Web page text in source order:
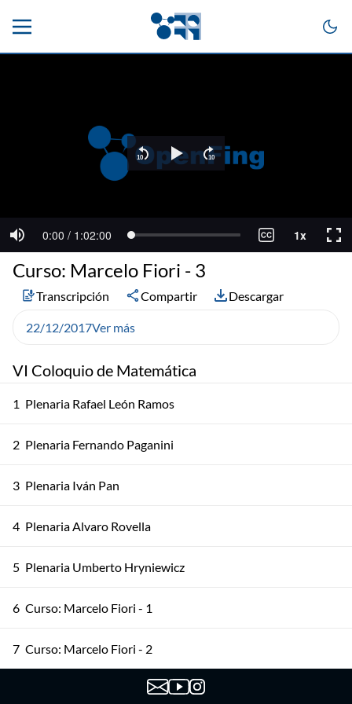
VI Coloquio de Matemática
1 Plenaria Rafael León Ramos
2 Plenaria Fernando Paganini
3 Plenaria Iván Pan
4 Plenaria Alvaro Rovella
5 Plenaria Umberto Hryniewicz
6 Curso: Marcelo Fiori - 1
7 Curso: Marcelo Fiori - 2
Curso: Marcelo Fiori - 3
Curso: Marcelo Fiori - 3
Transcripción Compartir Descargar
22/12/2017Ver más